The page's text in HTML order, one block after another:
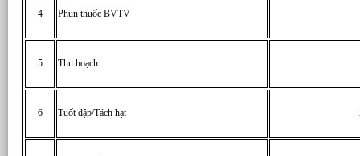
4 Phun thuốc BVTV
5 Thu hoạch
6 Tuốt đập/Tách hạt